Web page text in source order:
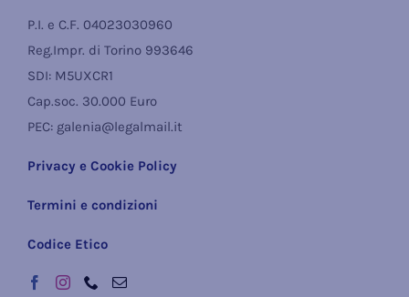
P.I. e C.F. 04023030960
Reg.Impr. di Torino 993646
SDI: M5UXCR1
Cap.soc. 30.000 Euro
PEC: galenia@legalmail.it
Privacy e Cookie Policy
Termini e condizioni
Codice Etico